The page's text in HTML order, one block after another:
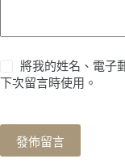
將我的姓名、電子
下次留言時使用。
發佈留言